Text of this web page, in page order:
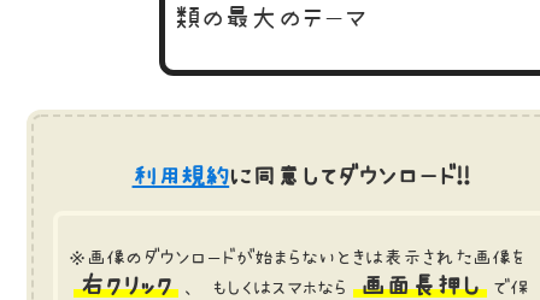
類の最大のテーマ
利用規約に同意してダウンロード!!
※画像のダウンロードが始まらないときは表示された画像を
右クリック 、 もしくはスマホなら 画面長押し
で保